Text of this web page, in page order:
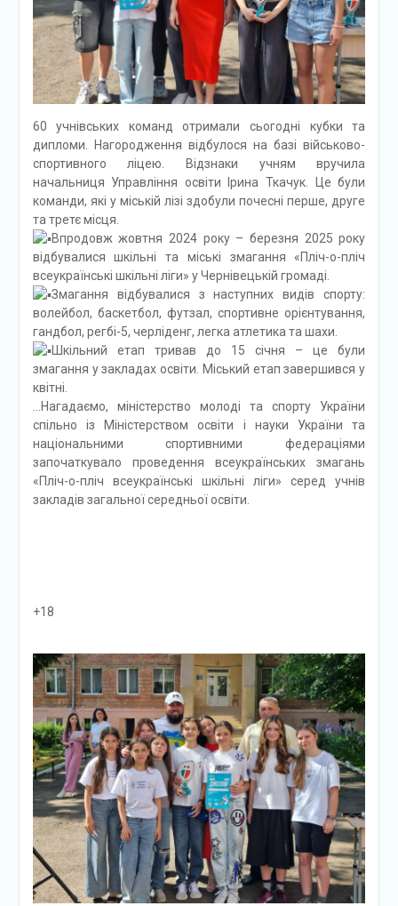
60 учнівських команд отримали сьогодні кубки та
дипломи. Нагородження відбулося на базі військово-
спортивного ліцею. Відзнаки учням вручила
начальниця Управління освіти Ірина Ткачук. Це були
команди, які у міській лізі здобули почесні перше, друге
та третє місця.
Впродовж жовтня 2024 року – березня 2025 року
відбувалися шкільні та міські змагання «Пліч-о-пліч
всеукраїнські шкільні ліги» у Чернівецькій громаді.
Змагання відбувалися з наступних видів спорту:
волейбол, баскетбол, футзал, спортивне орієнтування,
гандбол, регбі-5, черліденг, легка атлетика та шахи.
Шкільний етап тривав до 15 січня – це були
змагання у закладах освіти. Міський етап завершився у
квітні.
…Нагадаємо, міністерство молоді та спорту України
спільно із Міністерством освіти і науки України та
національними спортивними федераціями
започаткувало проведення всеукраїнських змагань
«Пліч-о-пліч всеукраїнські шкільні ліги» серед учнів
закладів загальної середньої освіти.
+18